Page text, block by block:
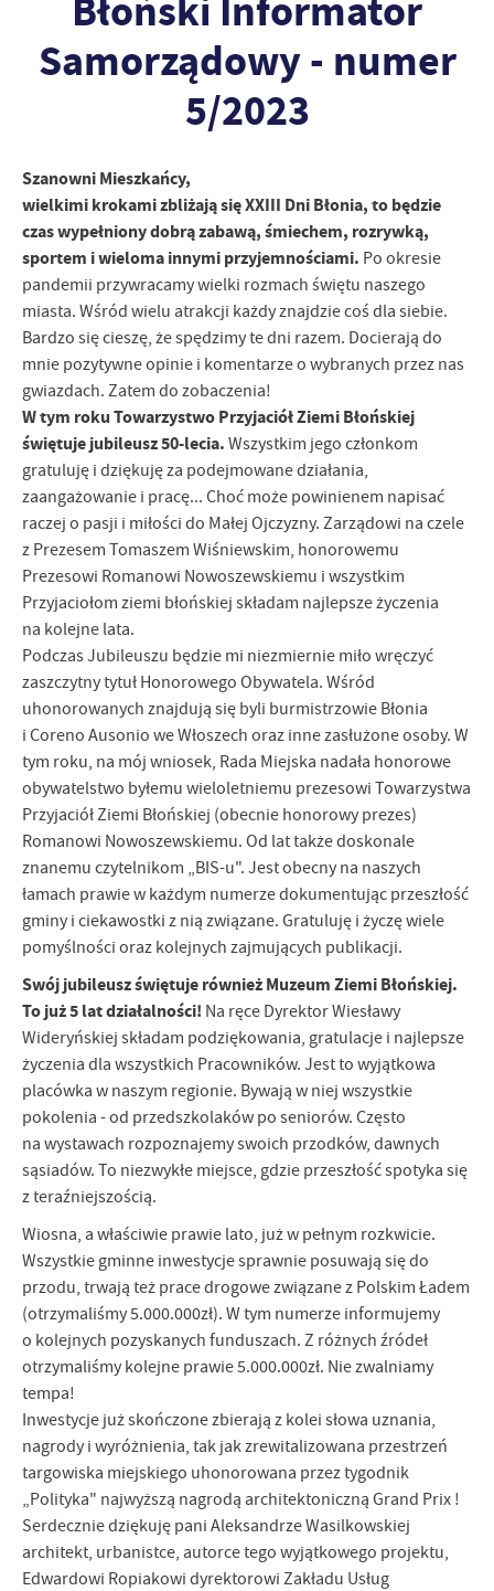
Błoński Informator
Samorządowy - numer
5/2023
Szanowni Mieszkańcy,
wielkimi krokami zbliżają się XXIII Dni Błonia, to będzie
czas wypełniony dobrą zabawą, śmiechem, rozrywką,
sportem i wieloma innymi przyjemnościami. Po okresie
pandemii przywracamy wielki rozmach świętu naszego
miasta. Wśród wielu atrakcji każdy znajdzie coś dla siebie.
Bardzo się cieszę, że spędzimy te dni razem. Docierają do
mnie pozytywne opinie i komentarze o wybranych przez nas
gwiazdach. Zatem do zobaczenia!
W tym roku Towarzystwo Przyjaciół Ziemi Błońskiej
świętuje jubileusz 50-lecia.Wszystkim jego członkom
gratuluję i dziękuję za podejmowane działania,
zaangażowanie i pracę... Choć może powinienem napisać
raczej o pasji i miłości do Małej Ojczyzny. Zarządowi na czele
z Prezesem Tomaszem Wiśniewskim, honorowemu
Prezesowi Romanowi Nowoszewskiemu i wszystkim
Przyjaciołom ziemi błońskiej składam najlepsze życzenia
na kolejne lata.
Podczas Jubileuszu będzie mi niezmiernie miło wręczyć
zaszczytny tytuł Honorowego Obywatela. Wśród
uhonorowanych znajdują się byli burmistrzowie Błonia
i Coreno Ausonio we Włoszech oraz inne zasłużone osoby. W
tym roku, na mój wniosek, Rada Miejska nadała honorowe
obywatelstwo byłemu wieloletniemu prezesowi Towarzystwa
Przyjaciół Ziemi Błońskiej (obecnie honorowy prezes)
Romanowi Nowoszewskiemu. Od lat także doskonale
znanemu czytelnikom „BIS-u". Jest obecny na naszych
łamach prawie w każdym numerze dokumentując przeszłość
gminy i ciekawostki z nią związane. Gratuluję i życzę wiele
pomyślności oraz kolejnych zajmujących publikacji.
Swój jubileusz świętuje również Muzeum Ziemi Błońskiej.
To już 5 lat działalności! Na ręce Dyrektor Wiesławy
Wideryńskiej składam podziękowania, gratulacje i najlepsze
życzenia dla wszystkich Pracowników. Jest to wyjątkowa
placówka w naszym regionie. Bywają w niej wszystkie
pokolenia - od przedszkolaków po seniorów. Często
na wystawach rozpoznajemy swoich przodków, dawnych
sąsiadów. To niezwykłe miejsce, gdzie przeszłość spotyka się
z teraźniejszością.
Wiosna, a właściwie prawie lato, już w pełnym rozkwicie.
Wszystkie gminne inwestycje sprawnie posuwają się do
przodu, trwają też prace drogowe związane z Polskim Ładem
(otrzymaliśmy 5.000.000zł). W tym numerze informujemy
o kolejnych pozyskanych funduszach. Z różnych źródeł
otrzymaliśmy kolejne prawie 5.000.000zł. Nie zwalniamy
tempa!
Inwestycje już skończone zbierają z kolei słowa uznania,
nagrody i wyróżnienia, tak jak zrewitalizowana przestrzeń
targowiska miejskiego uhonorowana przez tygodnik
„Polityka" najwyższą nagrodą architektoniczną Grand Prix !
Serdecznie dziękuję pani Aleksandrze Wasilkowskiej
architekt, urbanistce, autorce tego wyjątkowego projektu,
Edwardowi Ropiakowi dyrektorowi Zakładu Usług
zapamiętanie wprowadzonych przez Ciebie ustawień oraz
treści.
Dzięki tym plikom cookies możemy zapewnić Ci większy komfort
korzystania z funkcjonalności naszej strony poprzez dopasowanie
jej do Twoich indywidualnych preferencji. Wyrażenie zgody na
dostępność większej ilości funkcji na stronie.
Analityczne
Analityczne pliki cookies pomagają nam rozwijać się i
dostosowywać do Twoich potrzeb.
Cookies analityczne pozwalają na uzyskanie informacji w zakresie
wykorzystywania witryny internetowej, miejsca oraz częstotliwości,
z jaką odwiedzane są nasze serwisy www. Dane pozwalają nam na
ocenę naszych serwisów internetowych pod względem ich
popularności wśród użytkowników. Zgromadzone informacje są
przetwarzane w formie zanonimizowanej. Wyrażenie zgody na
analityczne pliki cookies gwarantuje dostępność wszystkich
funkcjonalności.
Więcej
Reklamowe
Dzięki reklamowym plikom cookies prezentujemy Ci najciekawsze
informacje i aktualności na stronach naszych partnerów.
Promocyjne pliki cookies służą do prezentowania Ci naszych
komunikatów na podstawie analizy Twoich upodobań oraz Twoich
zwyczajów dotyczących przeglądanej witryny internetowej. Treści
promocyjne mogą pojawić się na stronach podmiotów trzecich lub
firm będących naszymi partnerami oraz innych dostawców usług.
Firmy te działają w charakterze pośredników prezentujących nasze
treści w postaci wiadomości, ofert, komunikatów mediów
społecznościowych.
Więcej